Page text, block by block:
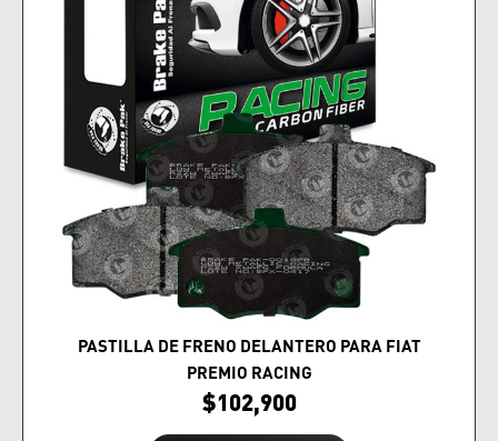
PASTILLA DE FRENO DELANTERO PARA FIAT
PREMIO RACING
$102,900